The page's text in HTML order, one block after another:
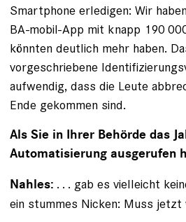
Smartphone erledigen: Wir
BA-mobil-App mit knapp 190
könnten deutlich mehr haben.
vorgeschriebene
aufwendig, dass die Leute
Ende gekommen sind.
Als Sie in Ihrer Behörde das
Automati­sierung ausgerufen
Nahles: . . . gab es vielleicht
ein stummes Nicken: Muss jetzt